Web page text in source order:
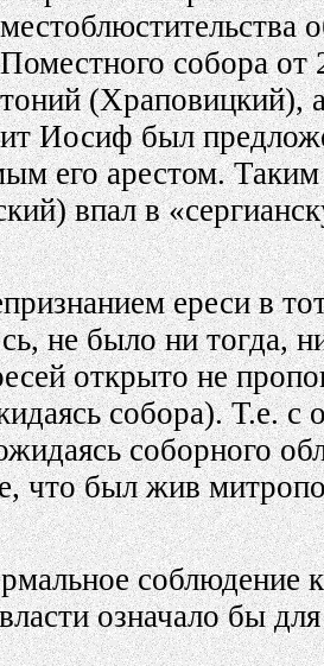
собора от
(Храповицкий),
Иосиф был
его арестом.
впал в
ереси в
не было ни тогда,
открыто не
собора). Т.е.
соборного
что был жив
соблюдение
означало бы